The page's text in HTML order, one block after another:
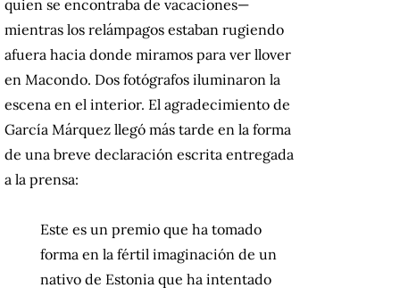
quien se encontraba de vacaciones—
mientras los relámpagos estaban rugiendo
afuera hacia donde miramos para ver llover
en Macondo. Dos fotógrafos iluminaron la
escena en el interior. El agradecimiento de
García Márquez llegó más tarde en la forma
de una breve declaración escrita entregada
a la prensa:
Este es un premio que ha tomado
forma en la fértil imaginación de un
nativo de Estonia que ha intentado